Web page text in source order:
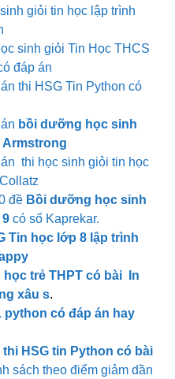
giỏi tin học lập trình
sinh giỏi Tin Học THCS
đáp án
thi HSG Tin Python có
bồi dưỡng học sinh
Armstrong
thi học sinh giỏi tin học
đề Bồi dưỡng học sinh
có số Kaprekar.
Tin học lớp 8 lập trình
học trẻ THPT có bài In
xâu s.
python có đáp án hay
thi HSG tin Python có bài
sách theo điểm giảm dần